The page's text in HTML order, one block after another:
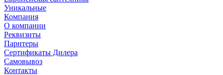
Уникальные
Компания
О компании
Реквизиты
Парнтеры
Сертификаты Дилера
Самовывоз
Контакты